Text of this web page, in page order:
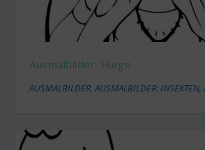
Ausmalbilder: Fliege
AUSMALBILDER,AUSMALBILDER: INSEKTEN,